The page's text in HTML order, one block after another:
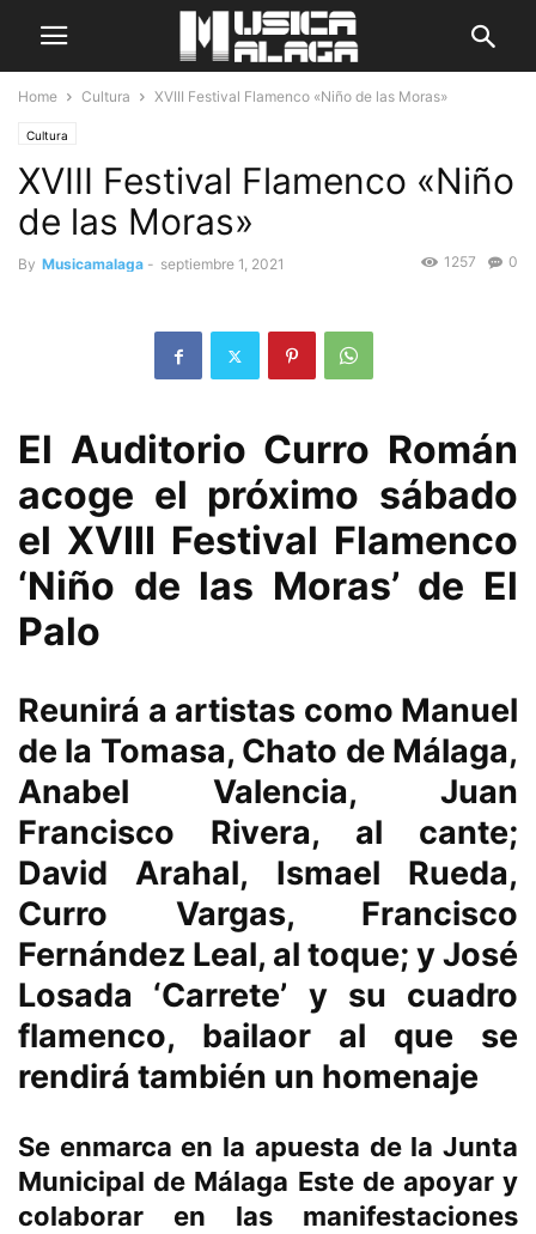
Home Cultura XVIII Festival Flamenco «Niño de las Moras»
Cultura
XVIII Festival Flamenco «Niño
de las Moras»
By Musicamalaga - septiembre 1, 2021 0
1257
El Auditorio Curro Román
acoge el próximo sábado
el XVIII Festival Flamenco
‘Niño de las Moras’ de El
Palo
Reunirá a artistas como Manuel
de la Tomasa, Chato de Málaga,
Anabel Valencia, Juan
Francisco Rivera, al cante;
David Arahal, Ismael Rueda,
Curro Vargas, Francisco
Fernández Leal, al toque; y José
Losada ‘Carrete’ y su cuadro
flamenco, bailaor al que se
rendirá también un homenaje
Se enmarca en la apuesta de la Junta
Municipal de Málaga Este de apoyar y
colaborar en las manifestaciones